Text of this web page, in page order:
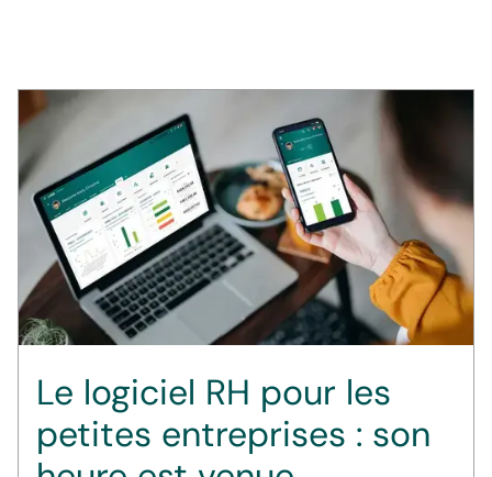
Le logiciel RH pour les
petites entreprises : son